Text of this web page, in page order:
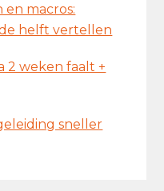
macros:
helft vertellen
2 weken faalt +
sneller